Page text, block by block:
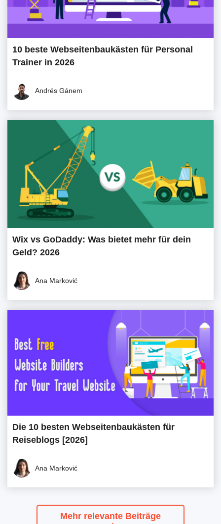
10 beste Webseitenbaukästen für Personal
Trainer in 2026
Andrés Gánem
Wix vs GoDaddy: Was bietet mehr für dein
Geld? 2026
Ana Marković
Die 10 besten Webseitenbaukästen für
Reiseblogs [2026]
Ana Marković
Mehr relevante Beiträge